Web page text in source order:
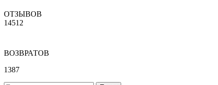
ОТЗЫВОВ
14512
ВОЗВРАТОВ
1387